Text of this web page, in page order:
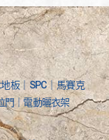
板｜SPC｜馬賽克
門｜電動曬衣架